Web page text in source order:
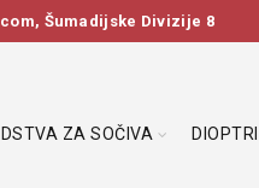
Šumadijske Divizije 8
ZA SOČIVA